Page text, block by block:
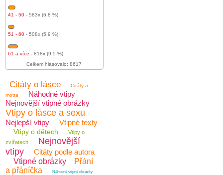
41 - 50 - 583x (6.8 %)
51 - 60 - 508x (5.9 %)
61 a více - 818x (9.5 %)
Celkem hlasovalo: 8617
Citáty o lásce
Citáty a
motta
Náhodné vtipy
Nejnovější vtipné obrázky
Vtipy o lásce a sexu
Nejlepší vtipy Vtipné texty
Vtipy o dětech
Vtipy o
zvířatech
Nejnovější
vtipy
Citáty podle autora
Vtipné obrázky
Přání
a přáníčka
Náhodné vtipné obrázky